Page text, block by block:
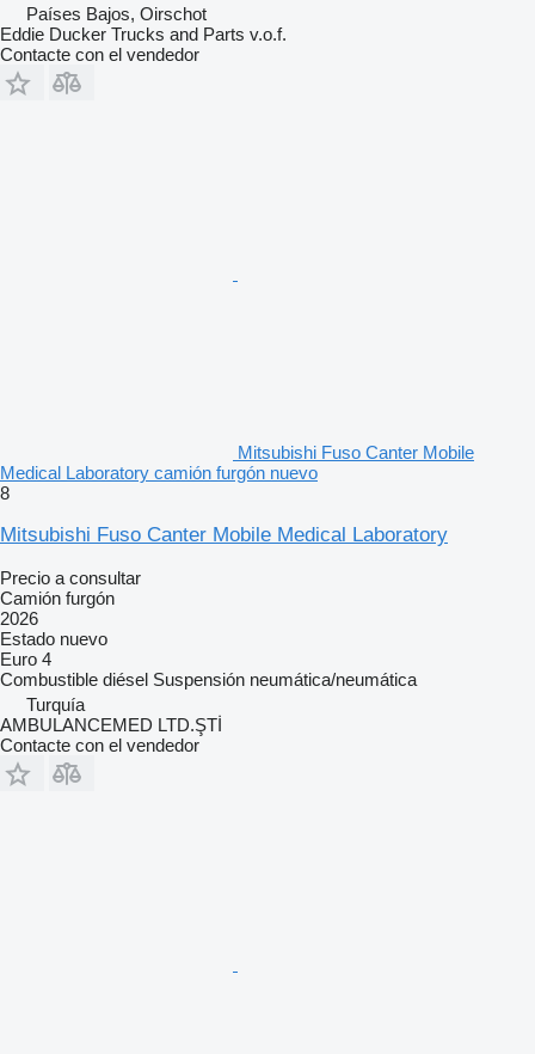
Países Bajos, Oirschot
Eddie Ducker Trucks and Parts v.o.f.
Contacte con el vendedor
Mitsubishi Fuso Canter Mobile
Medical Laboratory camión furgón nuevo
8
Mitsubishi Fuso Canter Mobile Medical Laboratory
Precio a consultar
Camión furgón
2026
Estado nuevo
Euro 4
Combustible diésel Suspensión neumática/neumática
Turquía
AMBULANCEMED LTD.ŞTİ
Contacte con el vendedor